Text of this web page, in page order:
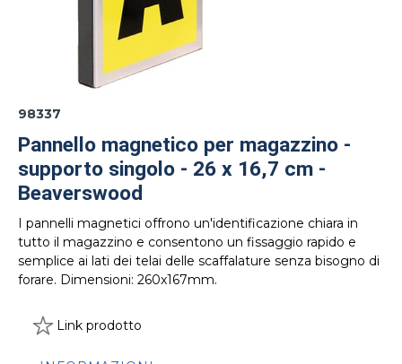
98337
Pannello magnetico per magazzino -
supporto singolo - 26 x 16,7 cm -
Beaverswood
I pannelli magnetici offrono un'identificazione chiara in
tutto il magazzino e consentono un fissaggio rapido e
semplice ai lati dei telai delle scaffalature senza bisogno di
forare. Dimensioni: 260x167mm.
Link prodotto